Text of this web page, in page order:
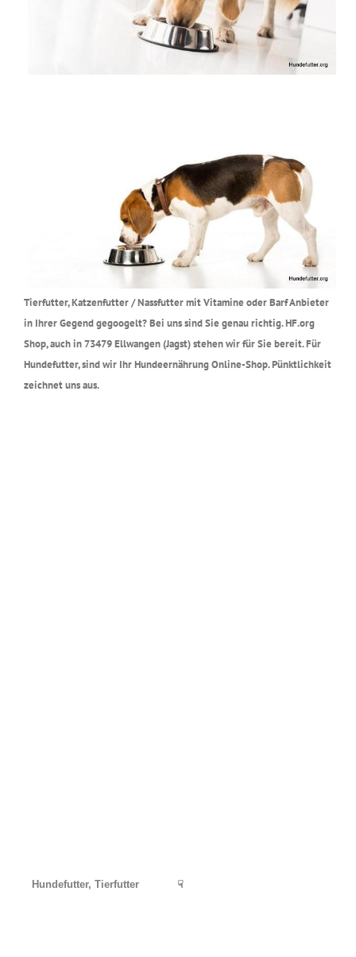
Tierfutter, Katzenfutter / Nassfutter mit Vitamine oder Barf Anbieter
in Ihrer Gegend gegoogelt? Bei uns sind Sie genau richtig. HF.org
Shop, auch in 73479 Ellwangen (Jagst) stehen wir für Sie bereit. Für
Hundefutter, sind wir Ihr Hundeernährung Online-Shop. Pünktlichkeit
zeichnet uns aus.
Hundefutter, Tierfutter ☟